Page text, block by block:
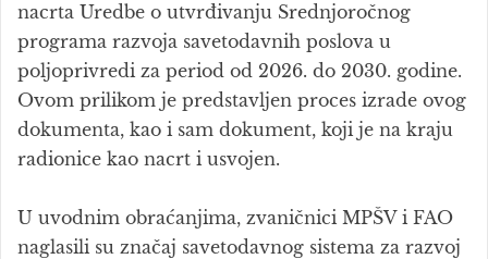
nacrta Uredbe o utvrđivanju Srednjoročnog
programa razvoja savetodavnih poslova u
poljoprivredi za period od 2026. do 2030. godine.
Ovom prilikom je predstavljen proces izrade ovog
dokumenta, kao i sam dokument, koji je na kraju
radionice kao nacrt i usvojen.
U uvodnim obraćanjima, zvaničnici MPŠV i FAO
naglasili su značaj savetodavnog sistema za razvoj